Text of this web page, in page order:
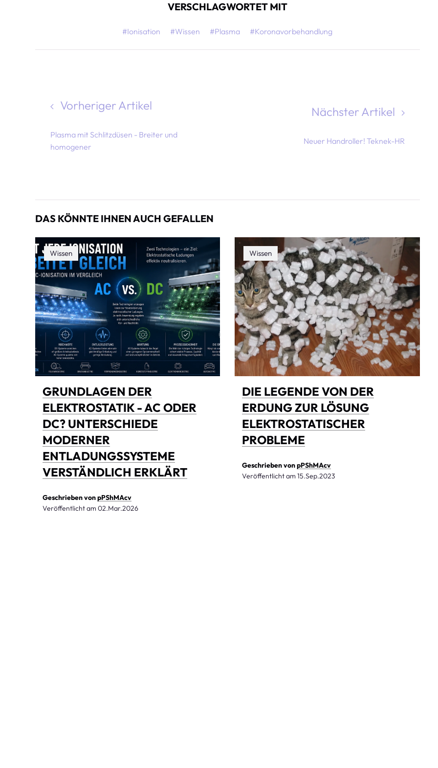
VERSCHLAGWORTET MIT
#Ionisation #Wissen #Plasma #Koronavorbehandlung
Vorheriger Artikel
Plasma mit Schlitzdüsen - Breiter und
homogener
Nächster Artikel
Neuer Handroller! Teknek-HR
DAS KÖNNTE IHNEN AUCH GEFALLEN
Wissen
GRUNDLAGEN DER
ELEKTROSTATIK - AC ODER
DC? UNTERSCHIEDE
MODERNER
ENTLADUNGSSYSTEME
VERSTÄNDLICH ERKLÄRT
Geschrieben vonpPShMAcv
Veröffentlicht am 02.Mar.2026
Wissen
DIE LEGENDE VON DER
ERDUNG ZUR LÖSUNG
ELEKTROSTATISCHER
PROBLEME
Geschrieben vonpPShMAcv
Veröffentlicht am15.Sep.2023